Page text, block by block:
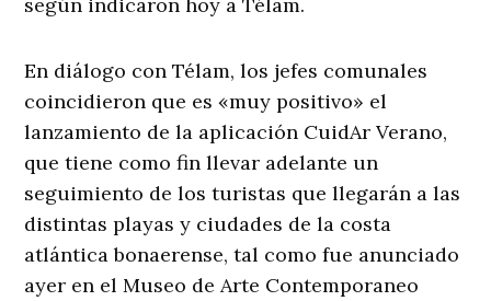
En diálogo con Télam, los jefes comunales
coincidieron que es «muy positivo» el
lanzamiento de la aplicación CuidAr Verano,
que tiene como fin llevar adelante un
seguimiento de los turistas que llegarán a las
distintas playas y ciudades de la costa
atlántica bonaerense, tal como fue anunciado
ayer en el Museo de Arte Contemporaneo